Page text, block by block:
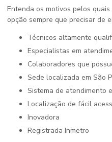
Entenda os motivos pelos
opção sempre que precisar de
técnicos altamente
especialistas em
colaboradores que
sede localizada em São
sistema de atendimento
localização de fácil
inovadora
registrada Inmetro